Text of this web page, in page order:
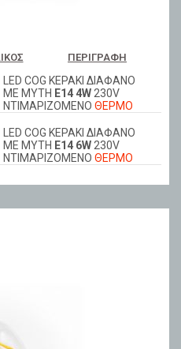
ΠΕΡΙΓΡΑΦΉ
LED COG ΚΕΡΑΚΙ ΔΙΑΦΑΝΟ
ΜΕ ΜΥΤΗ Ε14 4W230V
ΝΤΙΜΑΡIZOMENO ΘΕΡΜΟ
LED COG ΚΕΡΑΚΙ ΔΙΑΦΑΝΟ
ΜΕ ΜΥΤΗ Ε14 6W230V
ΝΤΙΜΑΡIZOMENO ΘΕΡΜΟ